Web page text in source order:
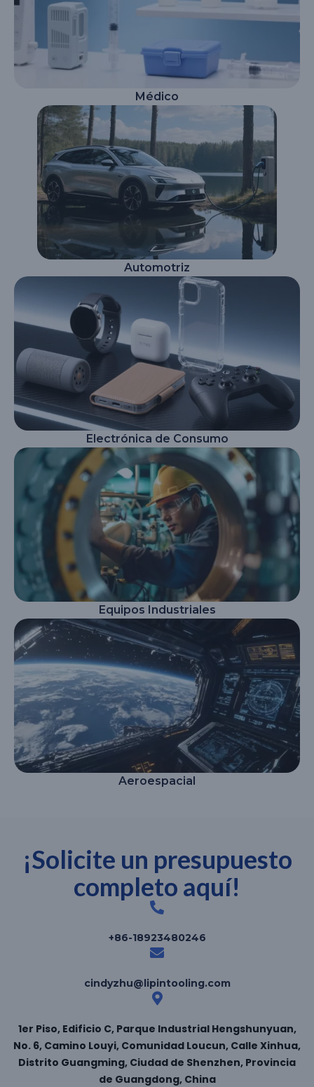
Médico
Automotriz
Electrónica de Consumo
Equipos Industriales
Aeroespacial
¡Solicite un presupuesto
completo aquí!
+86-18923480246
cindyzhu@lipintooling.com
1er Piso, Edificio C, Parque Industrial Hengshunyuan,
No. 6, Camino Louyi, Comunidad Loucun, Calle Xinhua,
Distrito Guangming, Ciudad de Shenzhen, Provincia
de Guangdong, China